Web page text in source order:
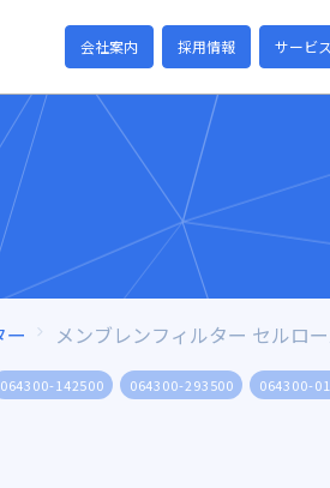
会社案内 採用情報 サービ
ー メンブレンフィルター セルロ
064300-142500 064300-293500 064300-